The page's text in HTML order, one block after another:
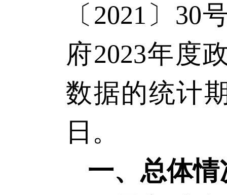
〔 2021〕30
府2023年度
数据的统计
日。
一、总体情